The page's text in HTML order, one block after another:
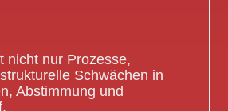
nicht nur Prozesse,
Schwächen in
Abstimmung und